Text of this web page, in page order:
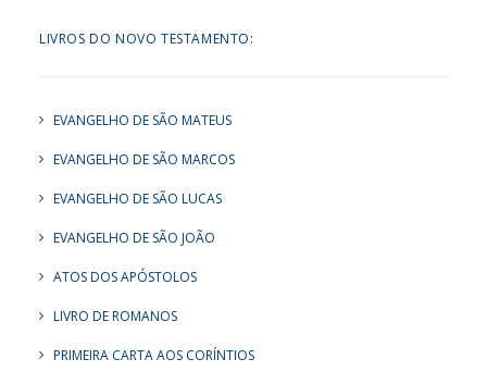
LIVROS DO NOVO TESTAMENTO:
EVANGELHO DE SÃO MATEUS
EVANGELHO DE SÃO MARCOS
EVANGELHO DE SÃO LUCAS
EVANGELHO DE SÃO JOÃO
ATOS DOS APÓSTOLOS
LIVRO DE ROMANOS
PRIMEIRA CARTA AOS CORÍNTIOS